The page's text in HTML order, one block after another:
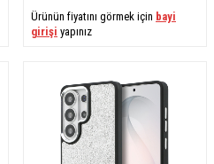
Ürünün fiyatını görmek için bayi
girişi yapınız